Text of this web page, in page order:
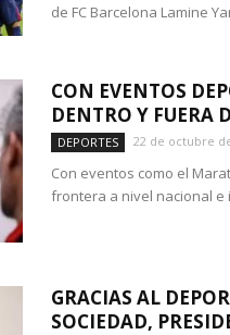
de FC Barcelona Lamine
CON EVENTOS
DENTRO Y FUERA
DEPORTES 22 de octubre
Con eventos como el
frontera a nivel nacional e
GRACIAS AL
SOCIEDAD,